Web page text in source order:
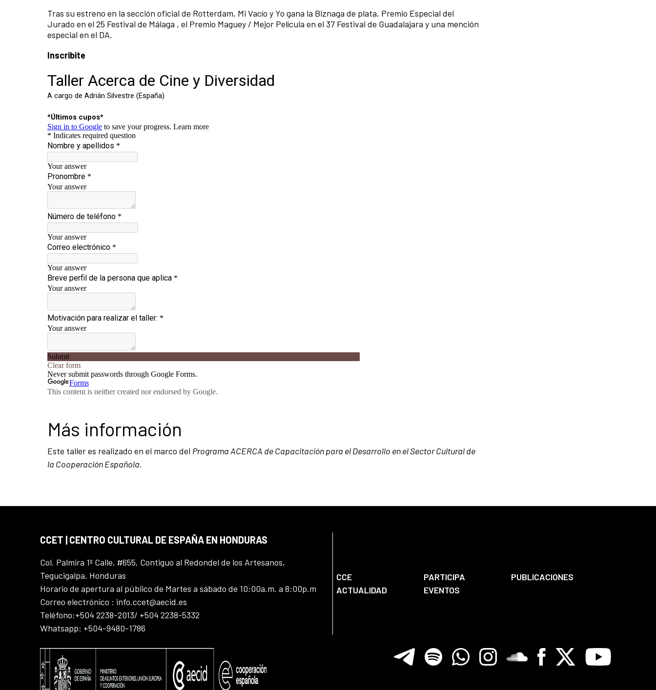
Tras su estreno en la sección oficial de Rotterdam, Mi Vacío y Yo gana la Biznaga de plata, Premio Especial del
Jurado en el 25 Festival de Málaga , el Premio Maguey / Mejor Película en el 37 Festival de Guadalajara y una mención
especial en el DA.
Inscribite
Más información
Este taller es realizado en el marco del Programa ACERCA de Capacitación para el Desarrollo en el Sector Cultural de
la Cooperación Española.
CCET | CENTRO CULTURAL DE ESPAÑA EN HONDURAS
Col. Palmira 1ª Calle, #655, Contiguo al Redondel de los Artesanos,
Tegucigalpa, Honduras
Horario de apertura al público de Martes a sábado de 10:00a.m. a 8:00p.m
Correo electrónico : info.ccet@aecid.es
Teléfono:+504 2238-2013/ +504 2238-5332
Whatsapp: +504-9480-1786
CCE PARTICIPA
PUBLICACIONES
ACTUALIDAD
EVENTOS
TelegramSpotify WhatsappInstagramSoundcloreFacebook
X Youtube